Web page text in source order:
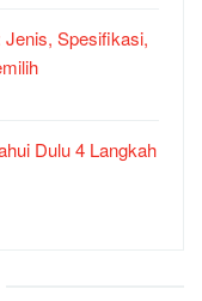
Jenis, Spesifikasi,
Dulu 4 Langkah